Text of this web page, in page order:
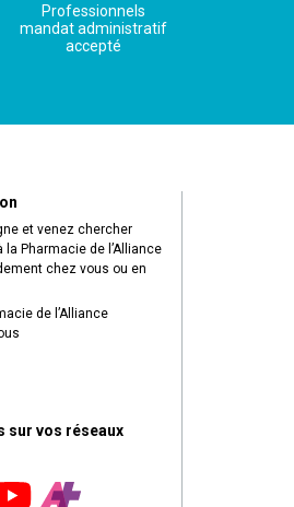
Professionnels
mandat administratif
accepté
et venez chercher
Pharmacie de l’Alliance
chez vous ou en
de l’Alliance
sur vos réseaux